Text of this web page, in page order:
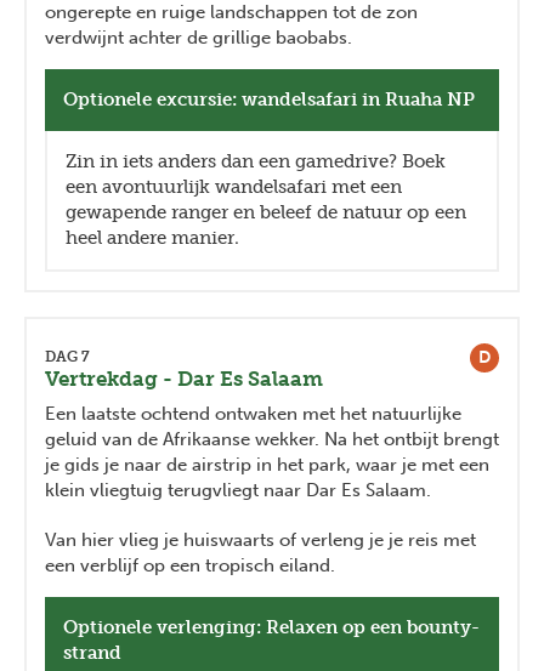
ongerepte en ruige landschappen tot de zon
verdwijnt achter de grillige baobabs.
Optionele excursie: wandelsafari in Ruaha NP
Zin in iets anders dan een gamedrive? Boek
een avontuurlijk wandelsafari met een
gewapende ranger en beleef de natuur op een
heel andere manier.
D
DAG 7
Vertrekdag - Dar Es Salaam
Een laatste ochtend ontwaken met het natuurlijke
geluid van de Afrikaanse wekker. Na het ontbijt brengt
je gids je naar de airstrip in het park, waar je met een
klein vliegtuig terugvliegt naar Dar Es Salaam.
Van hier vlieg je huiswaarts of verleng je je reis met
een verblijf op een tropisch eiland.
Optionele verlenging: Relaxen op een bounty-
strand